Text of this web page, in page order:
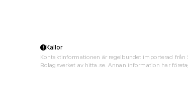
Källor
Kontaktinformationen är regelbundet importerad från
Bolagsverket av hitta.se. Annan information har